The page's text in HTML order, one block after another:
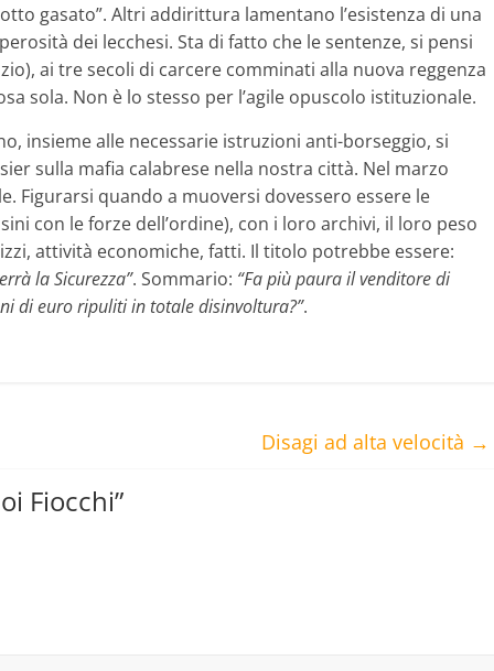
gasato”. Altri addirittura lamentano l’esistenza di una
dei lecchesi. Sta di fatto che le sentenze, si pensi
ai tre secoli di carcere comminati alla nuova reggenza
sola. Non è lo stesso per l’agile opuscolo istituzionale.
insieme alle necessarie istruzioni anti-borseggio, si
sulla mafia calabrese nella nostra città. Nel marzo
Figurarsi quando a muoversi dovessero essere le
con le forze dell’ordine), con i loro archivi, il loro peso
attività economiche, fatti. Il titolo potrebbe essere:
la Sicurezza”. Sommario: “Fa più paura il venditore di
di euro ripuliti in totale disinvoltura?”.
Disagi ad alta velocità →
Fiocchi”